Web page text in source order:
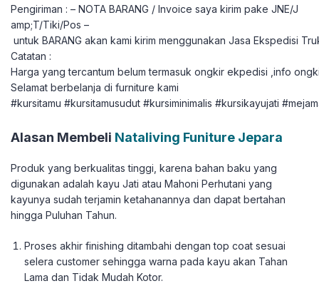
Pengiriman : – NOTA BARANG / Invoice saya kirim pake JNE/J
amp;T/Tiki/Pos –
untuk BARANG akan kami kirim menggunakan Jasa Ekspedisi
Catatan :
Harga yang tercantum belum termasuk ongkir ekpedisi ,info
Selamat berbelanja di furniture kami
#kursitamu #kursitamusudut #kursiminimalis #kursikayujati
Alasan Membeli Nataliving Funiture Jepara
Produk yang berkualitas tinggi, karena bahan baku yang
digunakan adalah kayu Jati atau Mahoni Perhutani yang
kayunya sudah terjamin ketahanannya dan dapat bertahan
hingga Puluhan Tahun.
Proses akhir finishing ditambahi dengan top coat sesuai
selera customer sehingga warna pada kayu akan Tahan
Lama dan Tidak Mudah Kotor.